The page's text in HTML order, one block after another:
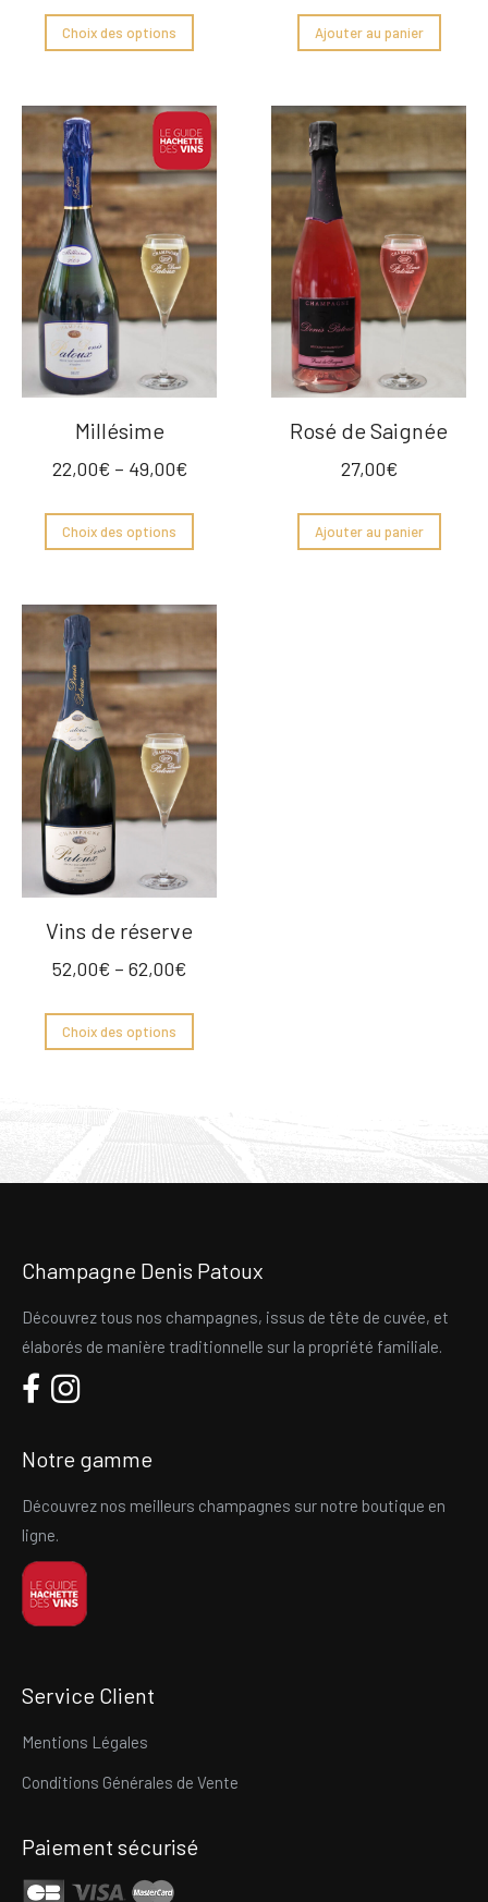
Choix des options Ajouter au panier
Millésime
22,00€ – 49,00€
Choix des options
Rosé de Saignée
27,00€
Ajouter au panier
Vins de réserve
52,00€ – 62,00€
Choix des options
Champagne Denis Patoux
Découvrez tous nos champagnes, issus de tête de cuvée, et
élaborés de manière traditionnelle sur la propriété familiale.
Notre gamme
Découvrez nos meilleurs champagnes sur notre boutique en
ligne.
Service Client
Mentions Légales
Conditions Générales de Vente
Paiement sécurisé